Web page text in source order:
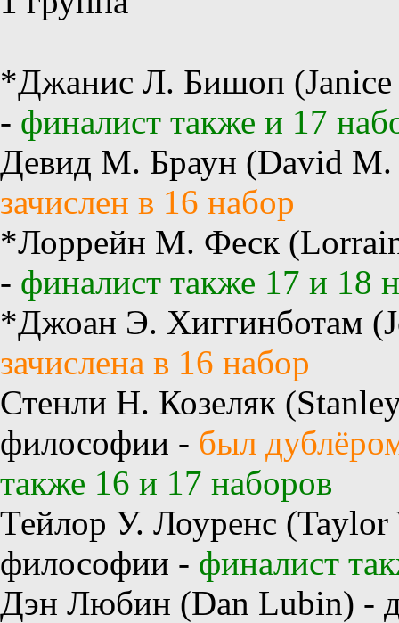
*Джанис Л. Бишоп
- финалист также и 17
Девид М. Браун (David
зачислен в 16 набор
*Лоррейн М. Феск
- финалист также 17 и 18
*Джоан Э. Хиггинботам
зачислена в 16 набор
Стенли Н. Козеляк
философии - был
также 16 и 17 наборов
Тейлор У. Лоуренс (Taylor
философии - финалист
Дэн Любин (Dan Lubin) -